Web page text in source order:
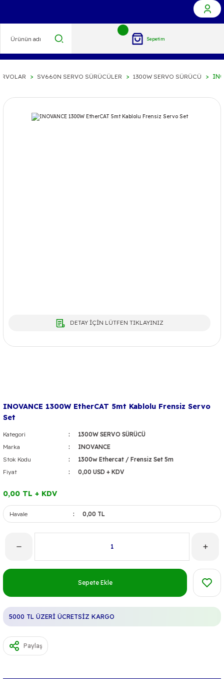
Sepetim
SV660N SERVO SÜRÜCÜLER 1300W SERVO SÜRÜCÜ
DETAY İÇİN LÜTFEN TIKLAYINIZ
INOVANCE 1300W EtherCAT 5mt Kablolu Frensiz Servo
Set
Kategori
1300W SERVO SÜRÜCÜ
Marka
INOVANCE
Stok Kodu
1300w Ethercat / Frensiz Set 5m
Fiyat
0,00 USD + KDV
0,00 TL + KDV
Havale 0,00 TL
Sepete Ekle
5000 TL ÜZERİ ÜCRETSİZ KARGO
Paylaş